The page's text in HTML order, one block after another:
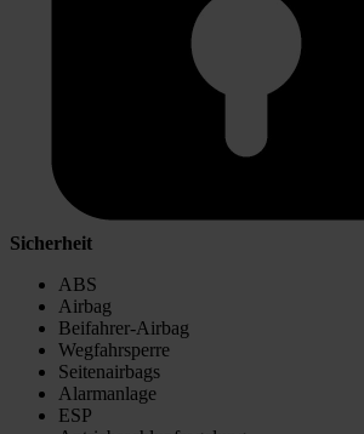
Sicherheit
ABS
Airbag
Beifahrer-Airbag
Wegfahrsperre
Seitenairbags
Alarmanlage
ESP